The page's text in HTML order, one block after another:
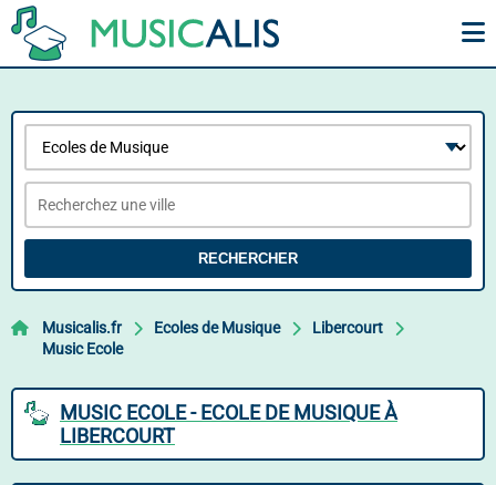
RECHERCHER
Musicalis.fr Ecoles de Musique
Libercourt
Music Ecole
MUSIC ECOLE - ECOLE DE MUSIQUE À
LIBERCOURT